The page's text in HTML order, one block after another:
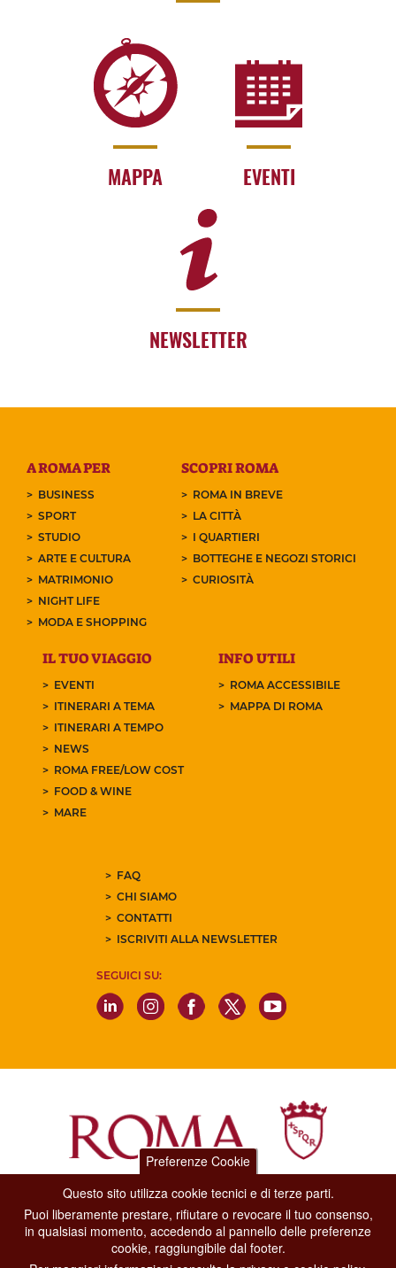
MAPPA EVENTI
NEWSLETTER
A ROMA PER
BUSINESS
SPORT
STUDIO
ARTE E CULTURA
MATRIMONIO
NIGHT LIFE
MODA E SHOPPING
SCOPRI ROMA
ROMA IN BREVE
LA CITTÀ
I QUARTIERI
BOTTEGHE E NEGOZI STORICI
CURIOSITÀ
IL TUO VIAGGIO
EVENTI
ITINERARI A TEMA
ITINERARI A TEMPO
NEWS
ROMA FREE/LOW COST
FOOD & WINE
MARE
INFO UTILI
ROMA ACCESSIBILE
MAPPA DI ROMA
FAQ
CHI SIAMO
CONTATTI
ISCRIVITI ALLA NEWSLETTER
SEGUICI SU:
Dipartimento Grandi Eventi, Sport, Turismo e Moda.
Via di San Basilio, 51
00187 Roma
Preferenze Cookie
Questo sito utilizza cookie tecnici e di terze parti.
Puoi liberamente prestare, rifiutare o revocare il tuo consenso,
in qualsiasi momento, accedendo al pannello delle preferenze
cookie, raggiungibile dal footer.